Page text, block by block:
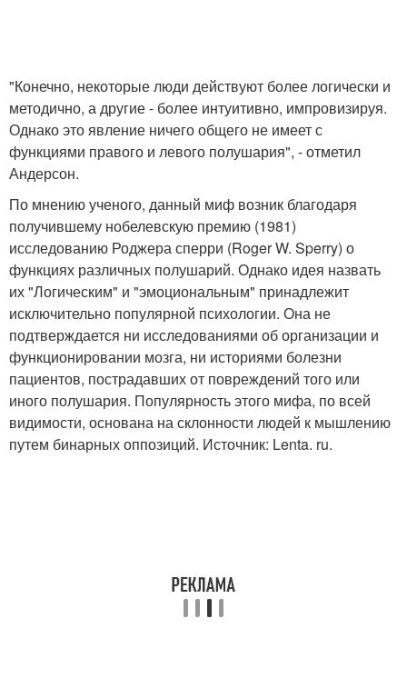
"Конечно, некоторые люди действуют более логически и
методично, а другие - более интуитивно, импровизируя.
Однако это явление ничего общего не имеет с
функциями правого и левого полушария", - отметил
Андерсон.
По мнению ученого, данный миф возник благодаря
получившему нобелевскую премию (1981)
исследованию Роджера сперри (Roger W. Sperry) о
функциях различных полушарий. Однако идея назвать
их "Логическим" и "эмоциональным" принадлежит
исключительно популярной психологии. Она не
подтверждается ни исследованиями об организации и
функционировании мозга, ни историями болезни
пациентов, пострадавших от повреждений того или
иного полушария. Популярность этого мифа, по всей
видимости, основана на склонности людей к мышлению
путем бинарных оппозиций. Источник: Lenta. ru.